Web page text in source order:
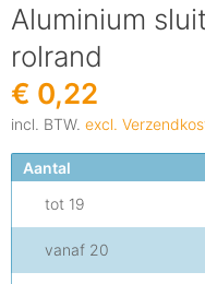
Aluminium
rolrand
€ 0,22
incl. BTW. excl.
Aantal
tot 19
vanaf 20